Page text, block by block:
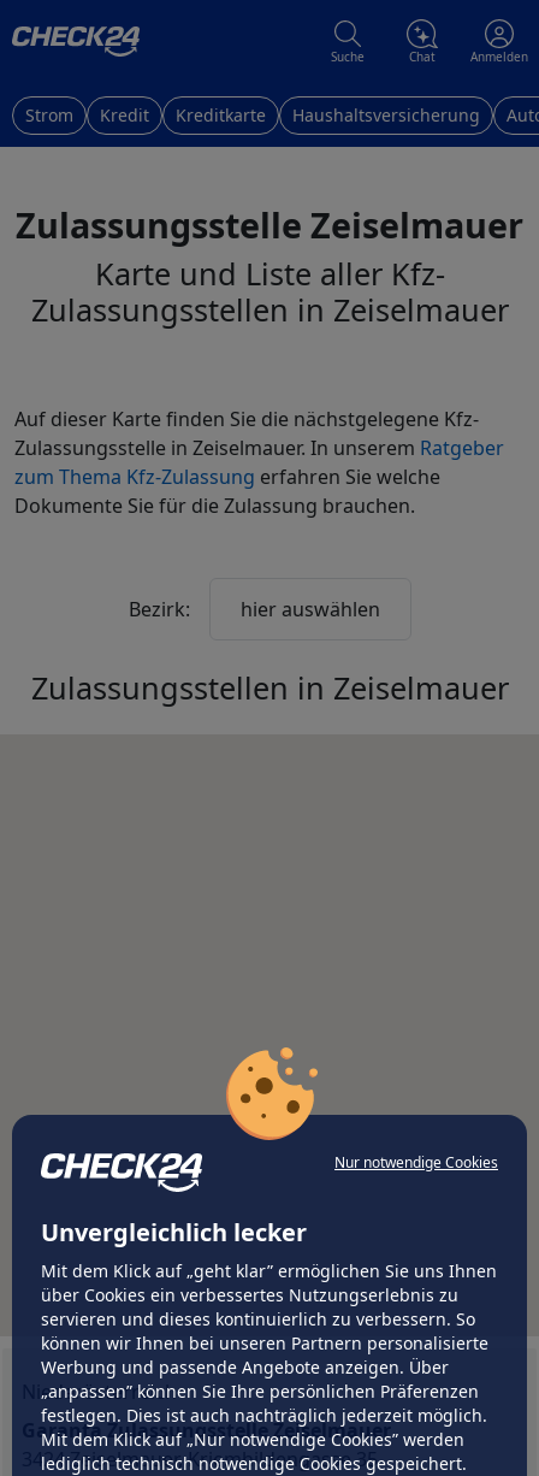
Nur notwendige Cookies
Unvergleichlich lecker
Mit dem Klick auf „geht klar” ermöglichen Sie uns Ihnen
über Cookies ein verbessertes Nutzungserlebnis zu
servieren und dieses kontinuierlich zu verbessern. So
können wir Ihnen bei unseren Partnern personalisierte
Werbung und passende Angebote anzeigen. Über
„anpassen” können Sie Ihre persönlichen Präferenzen
festlegen. Dies ist auch nachträglich jederzeit möglich.
Mit dem Klick auf „Nur notwendige Cookies” werden
lediglich technisch notwendige Cookies gespeichert.
Suche Chat Anmelden
Strom Kredit Kreditkarte Haushaltsversicherung
Zulassungsstelle Zeiselmauer
Karte und Liste aller Kfz-
Zulassungsstellen in Zeiselmauer
Auf dieser Karte finden Sie die nächstgelegene Kfz-
Zulassungsstelle in Zeiselmauer. In unserem Ratgeber
zum Thema Kfz-Zulassung erfahren Sie welche
Dokumente Sie für die Zulassung brauchen.
Bezirk: hier auswählen
Zulassungsstellen in Zeiselmauer
Niederösterreich
Garanta Zulassungsstelle Zeiselmauer
3424 Zeiselmauer, Kriemhildengasse 35